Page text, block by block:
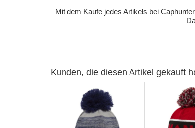
Mit dem Kaufe jedes Artikels bei
Kunden, die diesen Artikel gekauft